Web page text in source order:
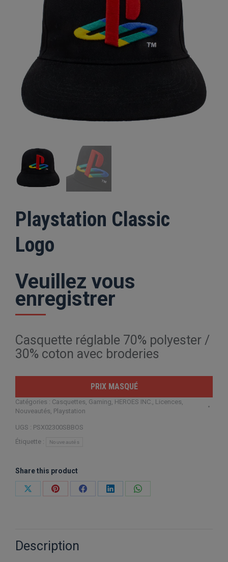
Playstation Classic
Logo
Veuillez vous
enregistrer
Casquette réglable 70% polyester /
30% coton avec broderies
PRIX MASQUÉ
Catégories : Casquettes Gaming HEROES INC. Licences
Nouveautés Playstation
UGS : PSX02300SBBOS
Étiquette :
Nouveautés
Share this product
PartagerPartagerPartagerPartagerPartager
Description